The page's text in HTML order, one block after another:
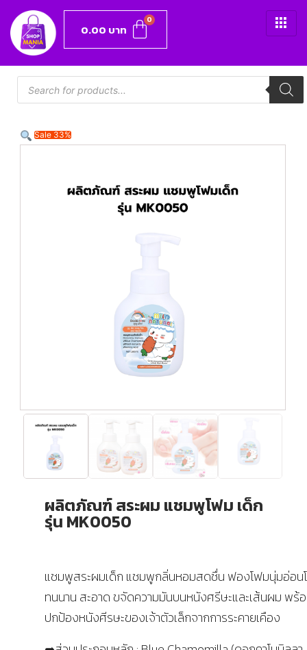
0.00 บาท
Sale 33%
ผลิตภัณฑ์ สระผม แชมพูโฟม เด็ก
รุ่น MK0050
แชมพูสระผมเด็ก แชมพูกลิ่นหอมสดชื่น ฟองโฟมนุ่มอ่อน
ทนนาน สะอาด ขจัดความมันบนหนังศรีษะและเส้นผม พร้
ปกป้องหนังศีรษะของเจ้าตัวเล็กจากการระคายเคือง